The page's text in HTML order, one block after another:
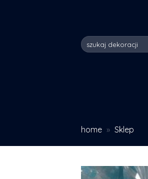
Szukaj:
home » Sklep